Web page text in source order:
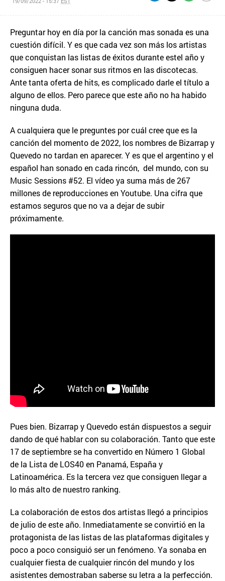
Preguntar hoy en día por la canción mas sonada es una
cuestión difícil. Y es que cada vez son más los artistas
que conquistan las listas de éxitos durante estel año y
consiguen hacer sonar sus ritmos en las discotecas.
Ante tanta oferta de hits, es complicado darle el título a
alguno de ellos. Pero parece que este año no ha habido
ninguna duda.
A cualquiera que le preguntes por cuál cree que es la
canción del momento de 2022, los nombres de Bizarrap y
Quevedo no tardan en aparecer. Y es que el argentino y el
español han sonado en cada rincón, del mundo, con su
Music Sessions #52. El vídeo ya suma más de 267
millones de reproducciones en Youtube. Una cifra que
estamos seguros que no va a dejar de subir
próximamente.
Pues bien. Bizarrap y Quevedo están dispuestos a seguir
dando de qué hablar con su colaboración. Tanto que este
17 de septiembre se ha convertido en Número 1 Global
de la Lista de LOS40 en Panamá, España y
Latinoamérica. Es la tercera vez que consiguen llegar a
lo más alto de nuestro ranking.
La colaboración de estos dos artistas llegó a principios
de julio de este año. Inmediatamente se convirtió en la
protagonista de las listas de las plataformas digitales y
poco a poco consiguió ser un fenómeno. Ya sonaba en
cualquier fiesta de cualquier rincón del mundo y los
asistentes demostraban saberse su letra a la perfección.